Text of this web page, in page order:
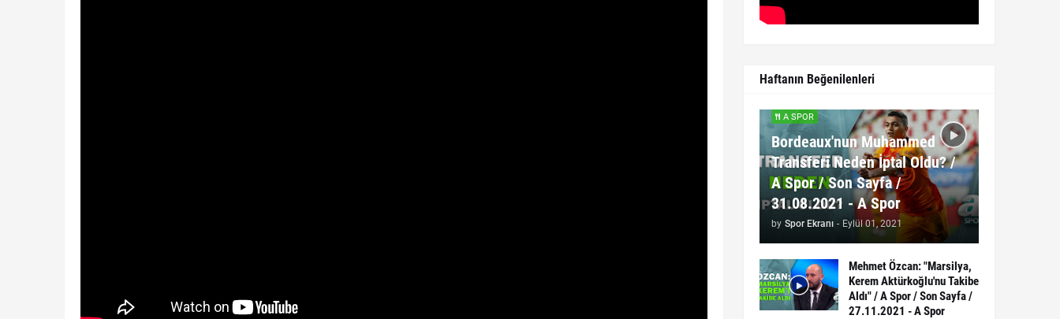
Haftanın Beğenilenleri
A SPOR
Bordeaux'nun Muhammed
Transferi Neden İptal Oldu? /
A Spor / Son Sayfa /
31.08.2021 - A Spor
by Spor Ekranı - Eylül 01, 2021
Mehmet Özcan: "Marsilya,
Kerem Aktürkoğlu'nu Takibe
Aldı" / A Spor / Son Sayfa /
27.11.2021 - A Spor